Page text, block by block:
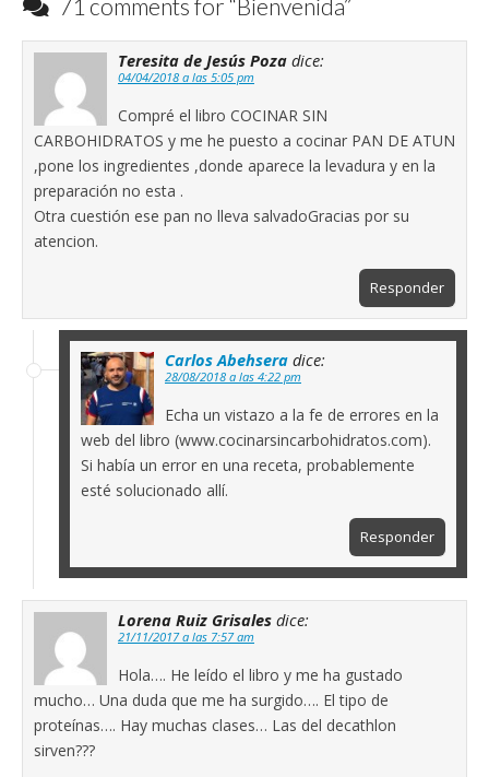
71 comments for “Bienvenida”
Teresita de Jesús Poza dice:
04/04/2018 a las 5:05 pm
Compré el libro COCINAR SIN
CARBOHIDRATOS y me he puesto a cocinar PAN DE ATUN
,pone los ingredientes ,donde aparece la levadura y en la
preparación no esta .
Otra cuestión ese pan no lleva salvadoGracias por su
atencion.
Responder
Carlos Abehsera dice:
28/08/2018 a las 4:22 pm
Echa un vistazo a la fe de errores en la
web del libro (www.cocinarsincarbohidratos.com).
Si había un error en una receta, probablemente
esté solucionado allí.
Responder
Lorena Ruiz Grisales dice:
21/11/2017 a las 7:57 am
Hola…. He leído el libro y me ha gustado
mucho… Una duda que me ha surgido…. El tipo de
proteínas…. Hay muchas clases… Las del decathlon
sirven???
Comment